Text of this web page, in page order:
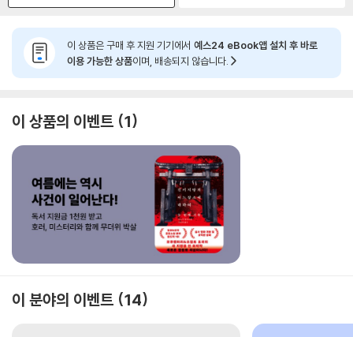
이 상품은 구매 후 지원 기기에서 예스24 eBook앱 설치 후 바로
이용 가능한 상품이며, 배송되지 않습니다.
이 상품의 이벤트 1
이 분야의 이벤트 14